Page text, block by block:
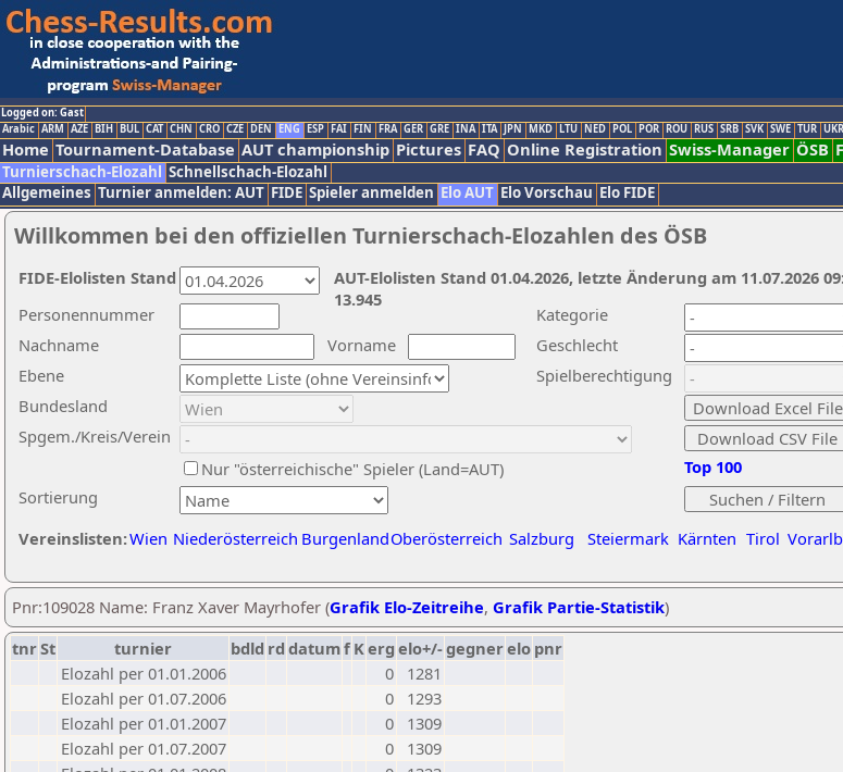
Logged on: Gast
Arabic ARM AZE BIH BUL CAT CHN CRO CZE DEN ENG ESP FAI FIN FRA GER GRE INA ITA JPN MKD LTU NED POL POR ROU RUS SRB SVK SWE TUR UKR
Home Tournament-Database AUT championship Pictures FAQ Online Registration Swiss-Manager ÖSB
Turnierschach-Elozahl Schnellschach-Elozahl
Allgemeines Turnier anmelden: AUT FIDE Spieler anmelden Elo AUT Elo Vorschau Elo FIDE
Willkommen bei den offiziellen Turnierschach-Elozahlen des ÖSB
Nachname
Vorname
Ebene
Kategorie
Sortierung
Personennummer
Bundesland
Spgem./Kreis/Verein
Geschlecht
Nur "österreichische" Spieler (Land=AUT)
Spielberechtigung
Vereinslisten:Wien Niederösterreich BurgenlandOberösterreich Salzburg Steiermark Kärnten Tirol
Top 100
AUT-Elolisten Stand 01.04.2026, letzte Änderung am 11.07.2026
13.945
FIDE-Elolisten Stand
Pnr:109028 Name: Franz Xaver Mayrhofer (Grafik Elo-Zeitreihe, Grafik Partie-Statistik)
tnrSt turnier bdld rd datumf Kerg elo+/-gegnerelo pnr
Elozahl per 01.01.2006
0
1281
Elozahl per 01.07.2006
0
1293
Elozahl per 01.01.2007
0
1309
Elozahl per 01.07.2007
0
1309